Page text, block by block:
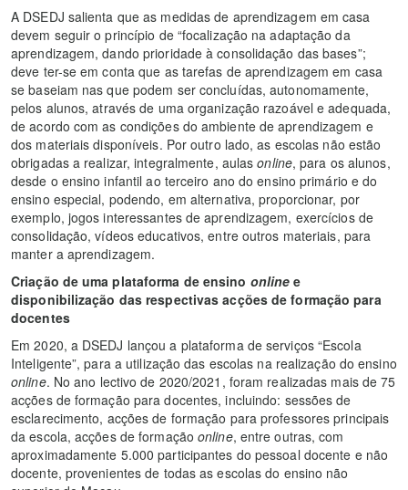
A DSEDJ salienta que as medidas de aprendizagem em casa
devem seguir o princípio de “focalização na adaptação da
aprendizagem, dando prioridade à consolidação das bases”;
deve ter-se em conta que as tarefas de aprendizagem em casa
se baseiam nas que podem ser concluídas, autonomamente,
pelos alunos, através de uma organização razoável e adequada,
de acordo com as condições do ambiente de aprendizagem e
dos materiais disponíveis. Por outro lado, as escolas não estão
obrigadas a realizar, integralmente, aulasonline, para os alunos,
desde o ensino infantil ao terceiro ano do ensino primário e do
ensino especial, podendo, em alternativa, proporcionar, por
exemplo, jogos interessantes de aprendizagem, exercícios de
consolidação, vídeos educativos, entre outros materiais, para
manter a aprendizagem.
Criação de uma plataforma de ensino online e
disponibilização das respectivas acções de formação para
docentes
Em 2020, a DSEDJ lançou a plataforma de serviços “Escola
Inteligente”, para a utilização das escolas na realização do ensino
online. No ano lectivo de 2020/2021, foram realizadas mais de 75
acções de formação para docentes, incluindo: sessões de
esclarecimento, acções de formação para professores principais
da escola, acções de formaçãoonline, entre outras, com
aproximadamente 5.000 participantes do pessoal docente e não
docente, provenientes de todas as escolas do ensino não